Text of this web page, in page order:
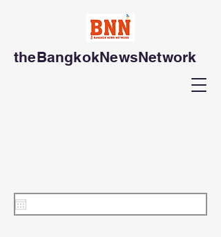
theBangkokNewsNetwork